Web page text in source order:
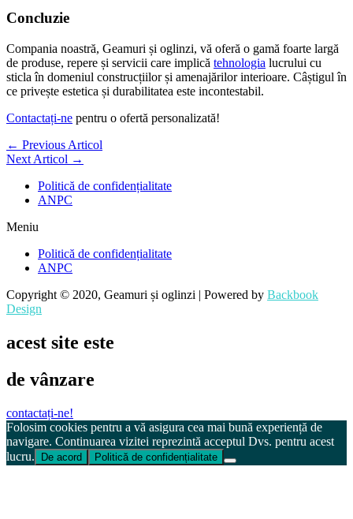
Concluzie
Compania noastră, Geamuri și oglinzi, vă oferă o gamă foarte largă
de produse, repere și servicii care implică tehnologia lucrului cu
sticla în domeniul construcțiilor și amenajărilor interioare. Câștigul în
ce privește estetica și durabilitatea este incontestabil.
Contactați-ne pentru o ofertă personalizată!
← Previous Articol
Next Articol →
Politică de confidențialitate
ANPC
Meniu
Politică de confidențialitate
ANPC
Copyright © 2020, Geamuri și oglinzi | Powered by Backbook
Design
acest site este
de vânzare
contactați-ne!
Folosim cookies pentru a vă asigura cea mai bună experiență de
navigare. Continuarea vizitei reprezintă acceptul Dvs. pentru acest
lucru.
De acord Politică de confidențialitate